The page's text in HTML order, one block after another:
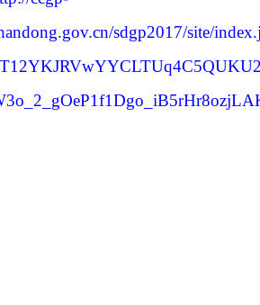
sdgp2017/site/